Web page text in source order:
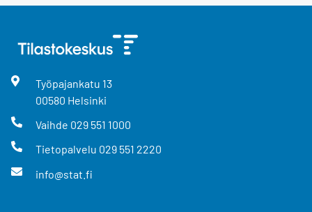
Työpajankatu 13
00580 Helsinki
Vaihde 029 551 1000
Tietopalvelu 029 551 2220
info@stat.fi